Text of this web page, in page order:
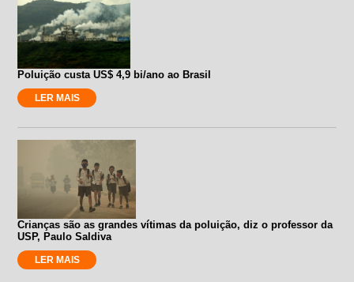
Poluição custa US$ 4,9 bi/ano ao Brasil
LER MAIS
Crianças são as grandes vítimas da poluição, diz o professor da
USP, Paulo Saldiva
LER MAIS